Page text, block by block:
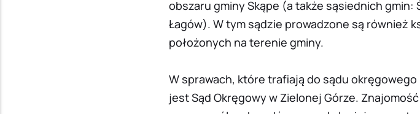
obszaru gminy Skąpe (a także sąsiednich
Łagów). W tym sądzie prowadzone są również
położonych na terenie gminy.
W sprawach, które trafiają do sądu
jest Sąd Okręgowy w Zielonej Górze.